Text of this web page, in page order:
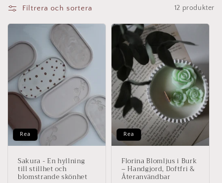
t
s
e
r
i
e
:
Filtrera och sortera 12 produkter
Rea
Sakura - En hyllning
till stillhet och
blomstrande skönhet
Rea
Florina Blomljus i Burk
– Handgjord, Doftfri &
Återanvändbar